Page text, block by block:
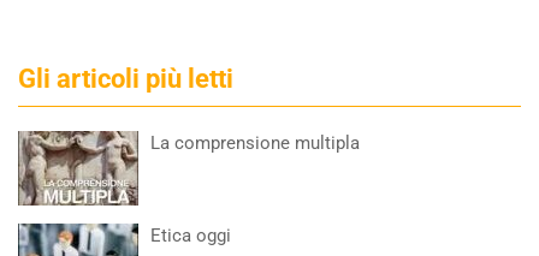
Gli articoli più letti
La comprensione multipla
Etica oggi